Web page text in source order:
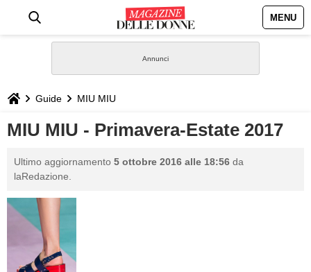
MENU
STILE
BIOGRAFIE
GASTRONOMIA
CAPELLI
Guide MIU MIU
MIU MIU - Primavera-Estate 2017
Ultimo aggiornamento 5 ottobre 2016 alle 18:56 da
laRedazione.